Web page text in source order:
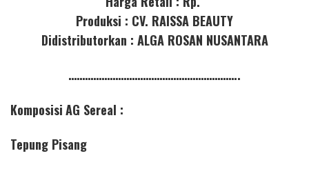
Produksi : CV. RAISSA BEAUTY
Didistributorkan : ALGA ROSAN NUSANTARA
……………………………………………………..
KomposisiAG Sereal :
Tepung Pisang